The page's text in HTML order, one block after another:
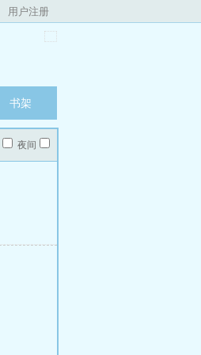
用户注册
书架
夜间